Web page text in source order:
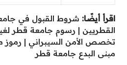
اقرأ أيضًا: شروط القبول في
القطريين | رسوم جامعة قطر
تخصص الأمن السيبراني | رموز
مبنى البدع جامعة قطر